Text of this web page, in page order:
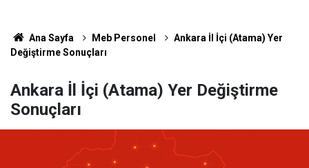
Ana Sayfa Meb Personel
Ankara İl İçi (Atama) Yer
Değiştirme Sonuçları
Ankara İl İçi (Atama) Yer Değiştirme
Sonuçları